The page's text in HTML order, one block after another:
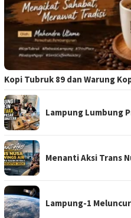
Kopi Tubruk 89 dan Warung
Lampung Lumbung
Menanti Aksi Trans
Lampung-1